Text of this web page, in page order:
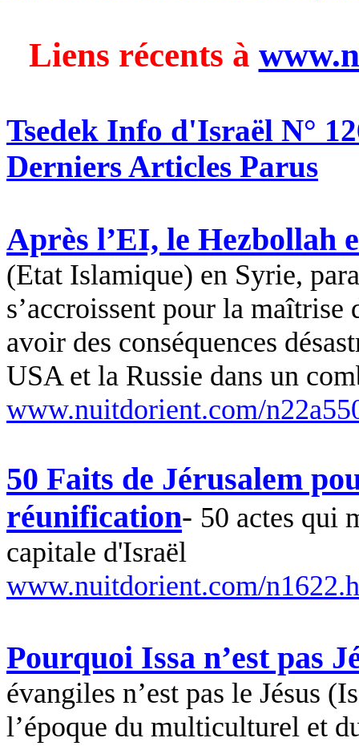
Liens récents à
Tsedek Info d'Israël N°
Derniers Articles Parus
Après l’EI, le Hezbollah
(Etat Islamique) en Syrie,
s’accroissent pour la
avoir des conséquences
USA et la Russie dans un
www.nuitdorient.com/
50 Faits de Jérusalem
réunification- 50 actes qui
capitale d'Israël
www.nuitdorient.com/
Pourquoi Issa n’est pas
évangiles n’est pas le Jésus
l’époque du multiculturel et